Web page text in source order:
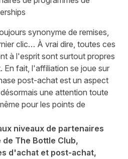
synonyme de remises,
clic… À vrai dire, toutes ces
à l'esprit sont surtout propres
En fait, l'affiliation se joue sur
post-achat est un aspect
une attention toute
pour les points de
niveaux de partenaires
The Bottle Club,
d'achat et post-achat,